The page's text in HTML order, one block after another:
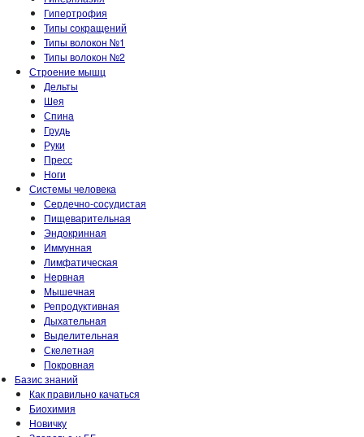
Гипертрофия
Типы сокращений
Типы волокон №1
Типы волокон №2
Строение мышц
Дельты
Шея
Спина
Грудь
Руки
Пресс
Ноги
Системы человека
Сердечно-сосудистая
Пищеварительная
Эндокринная
Иммунная
Лимфатическая
Нервная
Мышечная
Репродуктивная
Дыхательная
Выделительная
Скелетная
Покровная
Базис знаний
Как правильно качаться
Биохимия
Новичку